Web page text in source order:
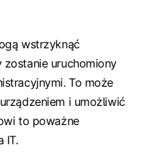
wstrzyknąć
uruchomiony
To może
i umożliwić
to poważne
IT.